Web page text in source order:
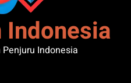
Indonesia
Indonesia